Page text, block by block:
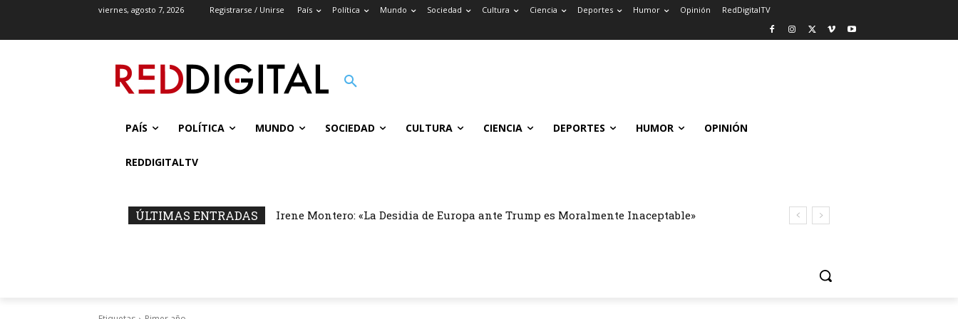
viernes, agosto 7, 2026 Registrarse / Unirse País Política Mundo Sociedad Cultura Ciencia Deportes Humor Opinión RedDigitalTV
PAÍS POLÍTICA MUNDO SOCIEDAD CULTURA CIENCIA DEPORTES HUMOR OPINIÓN
REDDIGITALTV
ÚLTIMAS ENTRADAS Irene Montero: «La Desidia de Europa ante Trump es Moralmente Inaceptable»